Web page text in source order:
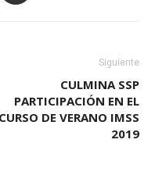
Siguiente
CULMINA SSP
PARTICIPACIÓN EN EL
CURSO DE VERANO IMSS
2019